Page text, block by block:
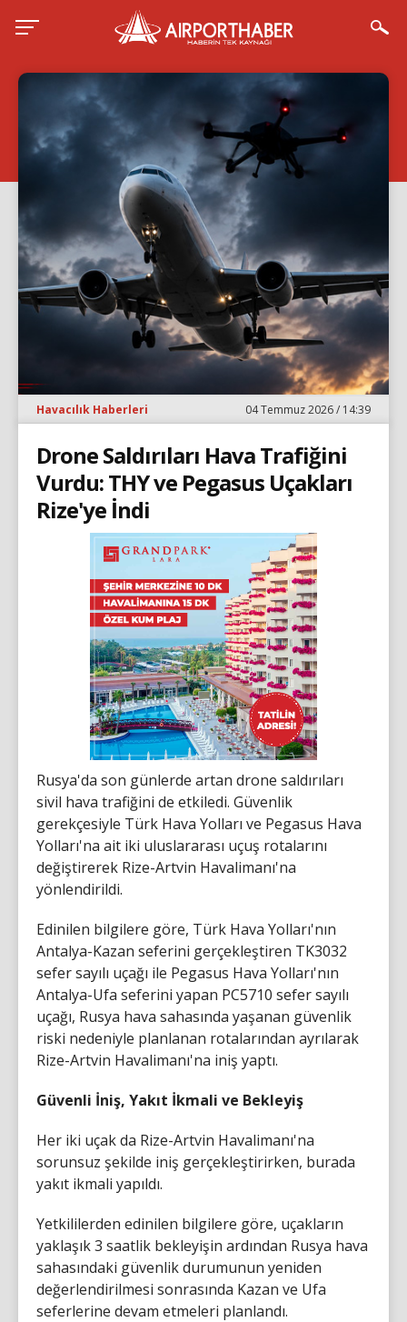
Havacılık Haberleri 04 Temmuz 2026 / 14:39
Drone Saldırıları Hava Trafiğini
Vurdu: THY ve Pegasus Uçakları
Rize'ye İndi
Rusya'da son günlerde artan drone saldırıları
sivil hava trafiğini de etkiledi. Güvenlik
gerekçesiyle Türk Hava Yolları ve Pegasus Hava
Yolları'na ait iki uluslararası uçuş rotalarını
değiştirerek Rize-Artvin Havalimanı'na
yönlendirildi.
Edinilen bilgilere göre, Türk Hava Yolları'nın
Antalya-Kazan seferini gerçekleştiren TK3032
sefer sayılı uçağı ile Pegasus Hava Yolları'nın
Antalya-Ufa seferini yapan PC5710 sefer sayılı
uçağı, Rusya hava sahasında yaşanan güvenlik
riski nedeniyle planlanan rotalarından ayrılarak
Rize-Artvin Havalimanı'na iniş yaptı.
Güvenli İniş, Yakıt İkmali ve Bekleyiş
Her iki uçak da Rize-Artvin Havalimanı'na
sorunsuz şekilde iniş gerçekleştirirken, burada
yakıt ikmali yapıldı.
Yetkililerden edinilen bilgilere göre, uçakların
yaklaşık 3 saatlik bekleyişin ardından Rusya hava
sahasındaki güvenlik durumunun yeniden
değerlendirilmesi sonrasında Kazan ve Ufa
seferlerine devam etmeleri planlandı.